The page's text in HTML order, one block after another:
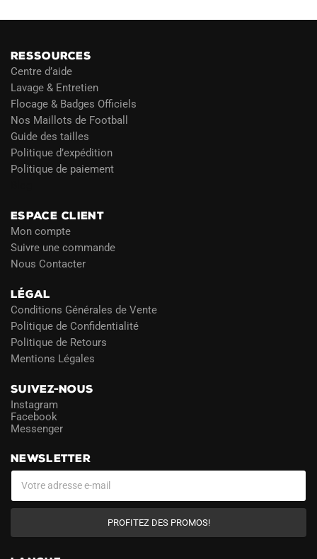
RESSOURCES
Centre d’aide
Lavage & Entretien
Flocage & Badges Officiels
Nos Maillots de Football
Guide des tailles
Politique d’expédition
Politique de paiement
ESPACE CLIENT
Mon compte
Suivre une commande
Nous Contacter
LÉGAL
Conditions Générales de Vente
Politique de Confidentialité
Politique de Retours
Mentions Légales
SUIVEZ-NOUS
Instagram
Facebook
Messenger
NEWSLETTER
PROFITEZ DES PROMOS!